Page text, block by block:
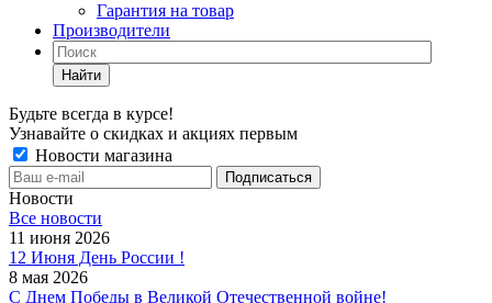
Гарантия на товар
Производители
Найти
Будьте всегда в курсе!
Узнавайте о скидках и акциях первым
Новости магазина
Новости
Все новости
11 июня 2026
12 Июня День России !
8 мая 2026
С Днем Победы в Великой Отечественной войне!